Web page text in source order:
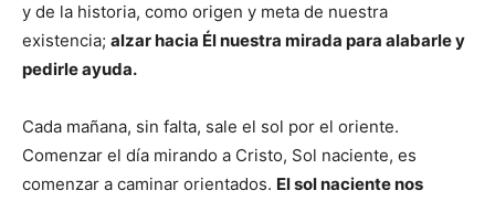
y de la historia, como origen y meta de nuestra
existencia; alzar hacia Él nuestra mirada para alabarle y
pedirle ayuda.
Cada mañana, sin falta, sale el sol por el oriente.
Comenzar el día mirando a Cristo, Sol naciente, es
comenzar a caminar orientados. El sol naciente nos